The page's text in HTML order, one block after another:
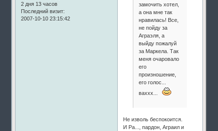
2 дня 13 часов
Последний визит:
2007-10-10 23:15:42
замочить хотел,
а она мне так
нравилась! Все,
не пойду за
Аграэля, а
выйду пожалуй
за Маркела. Так
меня очаровало
его
произношение,
его голос...
ваххх...
Не изволь беспокоится.
И Ра..., пардон, Аграил и